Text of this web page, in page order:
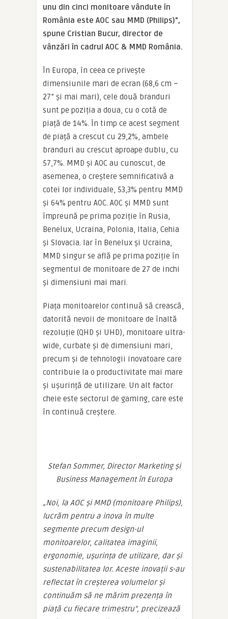
unu din cinci monitoare vândute în
România este AOC sau MMD (Philips)”,
spune Cristian Bucur, director de
vânzări în cadrul AOC & MMD România.
În Europa, în ceea ce privește
dimensiunile mari de ecran (68,6 cm –
27” și mai mari), cele două branduri
sunt pe poziția a doua, cu o cotă de
piață de 14%. În timp ce acest segment
de piață a crescut cu 29,2%, ambele
branduri au crescut aproape dublu, cu
57,7%. MMD și AOC au cunoscut, de
asemenea, o creștere semnificativă a
cotei lor individuale, 53,3% pentru MMD
și 64% pentru AOC. AOC și MMD sunt
împreună pe prima poziție în Rusia,
Benelux, Ucraina, Polonia, Italia, Cehia
și Slovacia. Iar în Benelux și Ucraina,
MMD singur se află pe prima poziție în
segmentul de monitoare de 27 de inchi
și dimensiuni mai mari.
Piața monitoarelor continuă să crească,
datorită nevoii de monitoare de înaltă
rezoluție (QHD și UHD), monitoare ultra-
wide, curbate și de dimensiuni mari,
precum și de tehnologii inovatoare care
contribuie la o productivitate mai mare
și ușurință de utilizare. Un alt factor
cheie este sectorul de gaming, care este
în continuă creștere.
Stefan Sommer, Director Marketing și
Business Management în Europa
„Noi, la AOC și MMD (monitoare Philips),
lucrăm pentru a inova în multe
segmente precum design-ul
monitoarelor, calitatea imaginii,
ergonomie, ușurința de utilizare, dar și
sustenabilitatea lor. Aceste inovații s-au
reflectat în creșterea volumelor și
continuăm să ne mărim prezența în
piață cu fiecare trimestru”, precizează